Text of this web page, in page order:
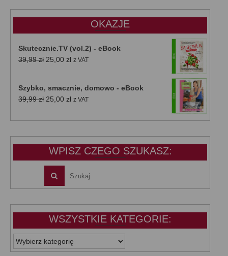
OKAZJE
Skutecznie.TV (vol.2) - eBook
39,99zł Pierwotna
39,99 zł.
25,00 złAktualna
25,00 zł.
z VAT
Szybko, smacznie, domowo - eBook
39,99zł Pierwotna
wynosiła:
25,00 złAktualna
wynosi:
z VAT
WPISZ CZEGO SZUKASZ:
WSZYSTKIE KATEGORIE:
WSZYSTKIE
KATEGORIE: